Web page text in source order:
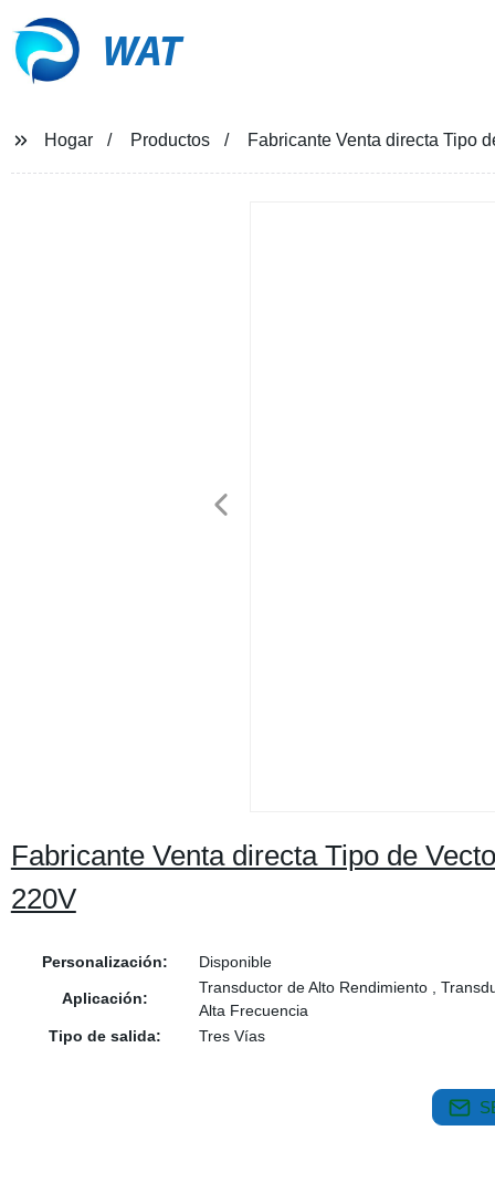
WAT
Hogar Productos Fabricante Venta directa Tipo
Fabricante Venta directa Tipo de
220V
Personalización: Disponible
Aplicación:
Transductor de Alto Rendimiento ,
Alta Frecuencia
Tipo de salida:
Tres Vías